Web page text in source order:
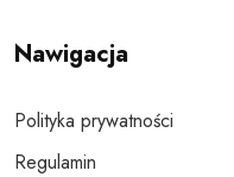
Nawigacja
Polityka prywatności
Regulamin